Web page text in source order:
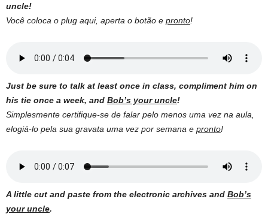
uncle!
Você coloca o plug aqui, aperta o botão e pronto!
Just be sure to talk at least once in class, compliment him on
his tie once a week, and Bob’s your uncle!
Simplesmente certifique-se de falar pelo menos uma vez na aula,
elogiá-lo pela sua gravata uma vez por semana e pronto!
A little cut and paste from the electronic archives and Bob’s
your uncle.